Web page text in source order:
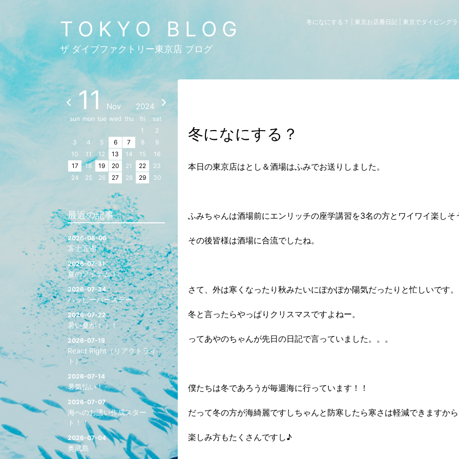
TOKYO BLOG
ザ ダイブファクトリー東京店 ブログ
冬になにする？ | 東京お店番日記 | 東京でダイビング
冬になにする？
本日の東京店はとし＆酒場はふみでお送りしました。
ふみちゃんは酒場前にエンリッチの座学講習を3名の方とワイワイ楽し
その後皆様は酒場に合流でしたね。
さて、外は寒くなったり秋みたいにぽかぽか陽気だったりと忙しいです。
冬と言ったらやっぱりクリスマスですよねー。
ってあやのちゃんが先日の日記で言っていました。。。
僕たちは冬であろうが毎週海に行っています！！
だって冬の方が海綺麗ですしちゃんと防寒したら寒さは軽減できますか
楽しみ方もたくさんですし♪
11 Nov 2024
sun mon tue wed thu fri
sat
1
2
3
4 5 6 7 8
9
10
11 12 13 14 15
16
17
18 19 20 21 22
23
24
25 26 27 28 29 30
最近の記事
2026-08-06
富士五湖
2026-07-31
夏のアイテム！
2026-07-24
ハッピーバースデー
2026-07-22
暑い夏が！！！
2026-07-19
React Right（リアクトライ
ト）
2026-07-14
暑気払い！
2026-07-07
海へのお誘い作成スター
ト！！
2026-07-04
奥武島